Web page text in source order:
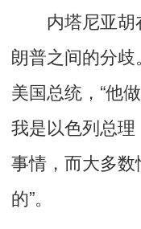
内塔尼亚胡
朗普之间的分
美国总统，“他
我是以色列总
事情，而大多
的”。